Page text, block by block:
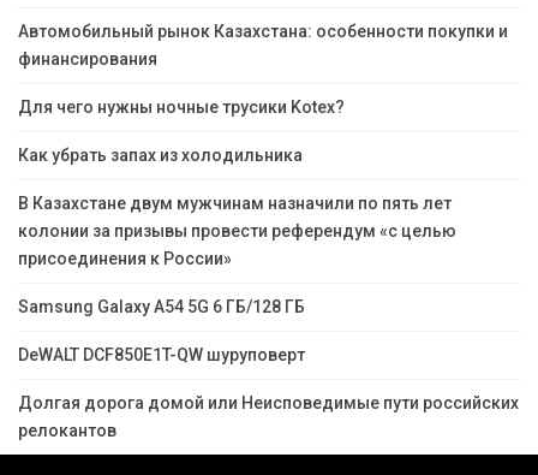
Автомобильный рынок Казахстана: особенности покупки и
финансирования
Для чего нужны ночные трусики Kotex?
Как убрать запах из холодильника
В Казахстане двум мужчинам назначили по пять лет
колонии за призывы провести референдум «с целью
присоединения к России»
Samsung Galaxy A54 5G 6 ГБ/128 ГБ
DeWALT DCF850E1T-QW шуруповерт
Долгая дорога домой или Неисповедимые пути российских
релокантов